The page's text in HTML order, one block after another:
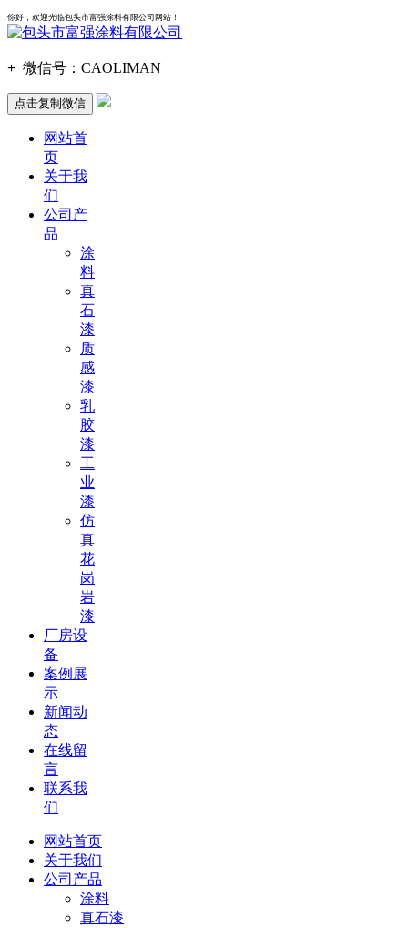
你好，欢迎光临包头市富强涂料有限公司网站！
+ 微信号： CAOLIMAN
点击复制微信
网站首
页
关于我
们
公司产
品
涂
料
真
石
漆
质
感
漆
乳
胶
漆
工
业
漆
仿
真
花
岗
岩
漆
厂房设
备
案例展
示
新闻动
态
在线留
言
联系我
们
网站首页
关于我们
公司产品
涂料
真石漆